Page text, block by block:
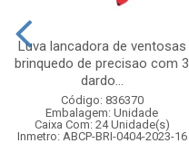
Luva lancadora de ventosas
brinquedo de precisao com 3
dardo...
Código: 836370
Embalagem: Unidade
Caixa Com: 24 Unidade(s)
Inmetro: ABCP-BRI-0404-2023-16